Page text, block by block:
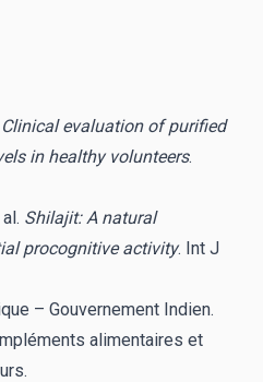
Clinical evaluation of purified
in healthy volunteers.
Shilajit: A natural
procognitive activity. Int J
– Gouvernement Indien.
alimentaires et